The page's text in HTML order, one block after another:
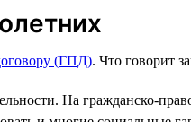
(ГПД). Что говорит
На гражданско-